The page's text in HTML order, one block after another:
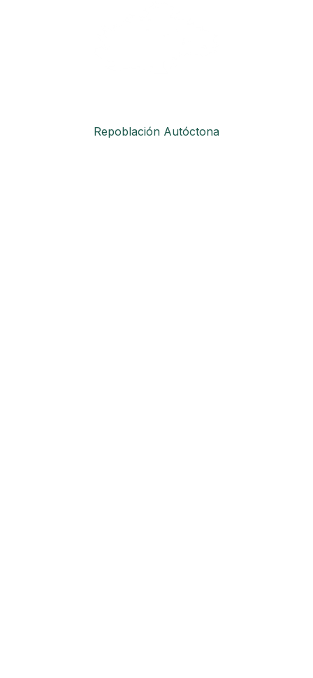
Repoblación Autóctona